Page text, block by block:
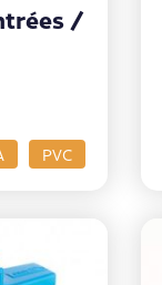
PVC
/